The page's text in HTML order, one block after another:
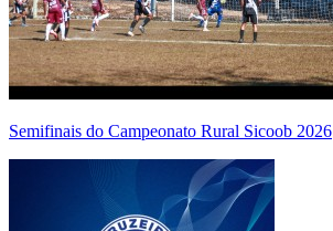
Semifinais do Campeonato Rural Sicoob 2026